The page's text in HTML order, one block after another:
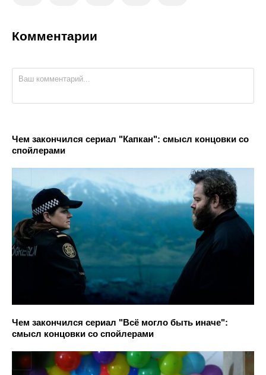
Комментарии
Чем закончился сериал "Капкан": смысл концовки со
спойлерами
Чем закончился сериал "Всё могло быть иначе":
смысл концовки со спойлерами